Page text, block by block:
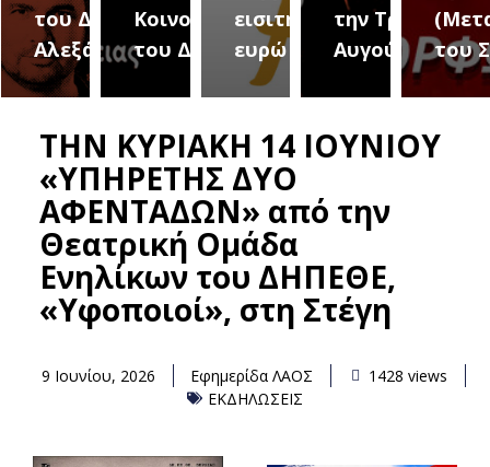
του Δήμου
Αλεξάνδρειας
Κοινοτήτων
του Δήμου
εισιτήριο 2
ευρώ
την Τρίτη 18
Αυγούστουτου
ΤΗΝ ΚΥΡΙΑΚΗ 14 ΙΟΥΝΙΟΥ
«ΥΠΗΡΕΤΗΣ ΔΥΟ
ΑΦΕΝΤΑΔΩΝ» από την
Θεατρική Ομάδα
Ενηλίκων του ΔΗΠΕΘΕ,
«Υφοποιοί», στη Στέγη
9 Ιουνίου, 2026 Εφημερίδα ΛΑΟΣ
1428 views
ΕΚΔΗΛΩΣΕΙΣ